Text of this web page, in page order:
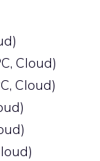
Cloud)
Cloud)